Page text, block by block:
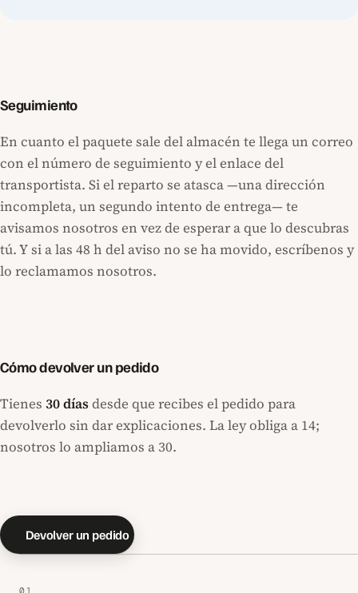
Seguimiento
En cuanto el paquete sale del almacén te llega un correo
con el número de seguimiento y el enlace del
transportista. Si el reparto se atasca —una dirección
incompleta, un segundo intento de entrega— te
avisamos nosotros en vez de esperar a que lo descubras
tú. Y si a las 48 h del aviso no se ha movido, escríbenos y
lo reclamamos nosotros.
Cómo devolver un pedido
Tienes 30 díasdesde que recibes el pedido para
devolverlo sin dar explicaciones. La ley obliga a 14;
nosotros lo ampliamos a 30.
Devolver un pedido